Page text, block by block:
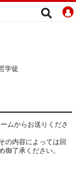
学徒
ムからお送りくださ
の内容によっては回
御了承ください。